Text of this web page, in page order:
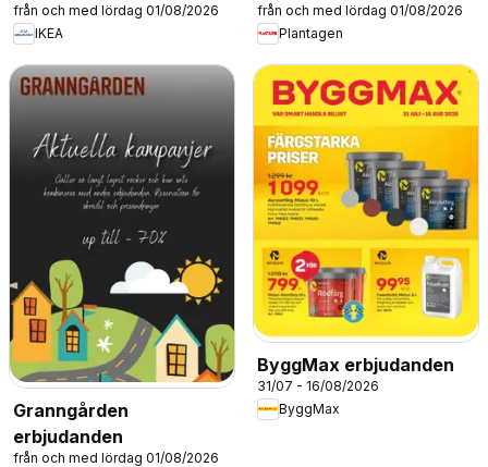
från och med lördag 01/08/2026
IKEA
från och med lördag 01/08/2026
Plantagen
Granngården
erbjudanden
från och med lördag 01/08/2026
ByggMax erbjudanden
31/07 - 16/08/2026
ByggMax